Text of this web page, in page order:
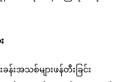
ခနအသစမဖနတ ခင